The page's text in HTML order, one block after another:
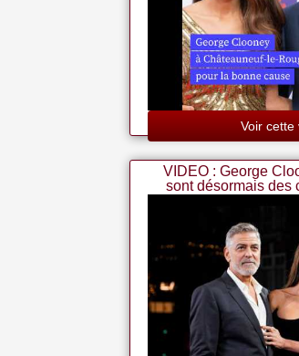
Voir cette
VIDEO : George
sont désormais des